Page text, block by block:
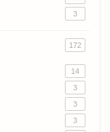
3
172
14
3
3
3